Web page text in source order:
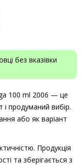
без вказівки
100 ml 2006 — це
і продуманий вибір.
або як варіант
Продукція
та зберігається з